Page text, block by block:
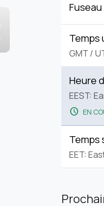
Temps
GMT /
Heure
EEST:
schedule EN
Temps
EET: